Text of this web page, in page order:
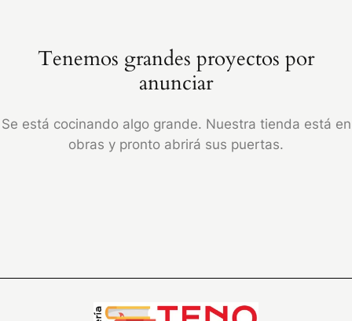
Tenemos grandes proyectos por
anunciar
Se está cocinando algo grande. Nuestra tienda está en
obras y pronto abrirá sus puertas.